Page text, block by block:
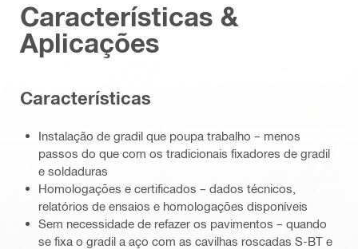
Características &
Aplicações
Características
Instalação de gradil que poupa trabalho – menos
passos do que com os tradicionais fixadores de gradil
e soldaduras
Homologações e certificados – dados técnicos,
relatórios de ensaios e homologações disponíveis
Sem necessidade de refazer os pavimentos – quando
se fixa o gradil a aço com as cavilhas roscadas S-BT e